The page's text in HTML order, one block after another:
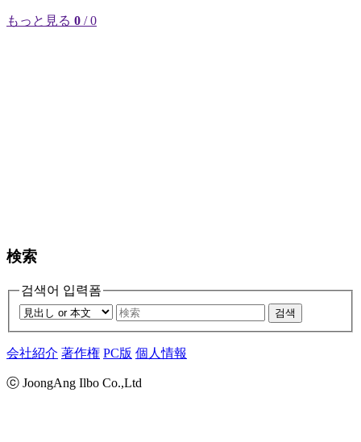
もっと見る 0 / 0
検索
검색어 입력폼
검색
会社紹介 著作権 PC版 個人情報
ⓒ JoongAng Ilbo Co.,Ltd